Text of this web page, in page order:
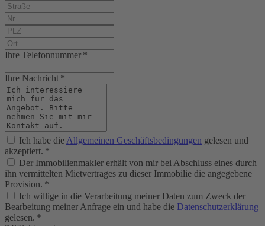
Ihre Telefonnummer *
Ihre Nachricht *
Ich habe die Allgemeinen Geschäftsbedingungen gelesen und
akzeptiert. *
Der Immobilienmakler erhält von mir bei Abschluss eines durch
ihn vermittelten Mietvertrages zu dieser Immobilie die angegebene
Provision. *
Ich willige in die Verarbeitung meiner Daten zum Zweck der
Bearbeitung meiner Anfrage ein und habe die Datenschutzerklärung
gelesen. *